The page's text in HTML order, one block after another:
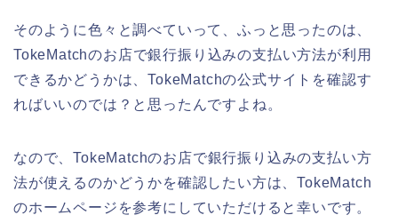
そのように色々と調べていって、ふっと思ったのは、
TokeMatchのお店で銀行振り込みの支払い方法が利用
できるかどうかは、TokeMatchの公式サイトを確認す
ればいいのでは？と思ったんですよね。
なので、TokeMatchのお店で銀行振り込みの支払い方
法が使えるのかどうかを確認したい方は、TokeMatch
のホームページを参考にしていただけると幸いです。